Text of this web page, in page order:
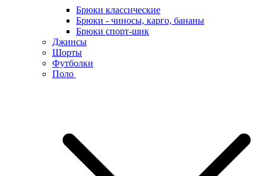
Брюки классические
Брюки - чиносы, карго, бананы
Брюки спорт-шик
Джинсы
Шорты
Футболки
Поло